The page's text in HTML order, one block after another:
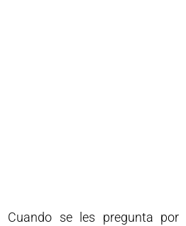
Cuando se les pregunta por